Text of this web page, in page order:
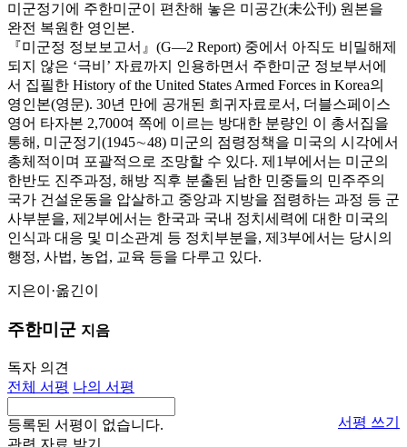
미군정기에 주한미군이 편찬해 놓은 미공간(未公刊) 원본을
완전 복원한 영인본.
『미군정 정보보고서』(G―2 Report) 중에서 아직도 비밀해제
되지 않은 ‘극비’ 자료까지 인용하면서 주한미군 정보부서에
서 집필한 History of the United States Armed Forces in Korea의
영인본(영문). 30년 만에 공개된 희귀자료로서, 더블스페이스
영어 타자본 2,700여 쪽에 이르는 방대한 분량인 이 총서집을
통해, 미군정기(1945∼48) 미군의 점령정책을 미국의 시각에서
총체적이며 포괄적으로 조망할 수 있다. 제1부에서는 미군의
한반도 진주과정, 해방 직후 분출된 남한 민중들의 민주주의
국가 건설운동을 압살하고 중앙과 지방을 점령하는 과정 등 군
사부분을, 제2부에서는 한국과 국내 정치세력에 대한 미국의
인식과 대응 및 미소관계 등 정치부분을, 제3부에서는 당시의
행정, 사법, 농업, 교육 등을 다루고 있다.
지은이·옮긴이
주한미군 지음
독자 의견
전체 서평 나의 서평
서평 쓰기
등록된 서평이 없습니다.
관련 자료 받기